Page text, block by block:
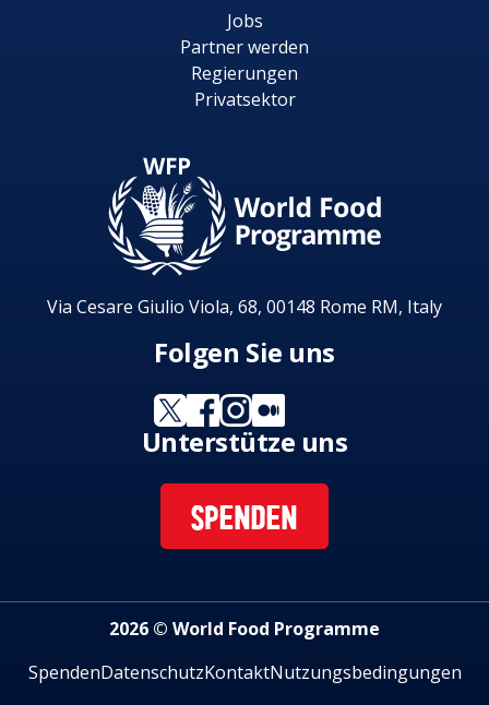
Jobs
Partner werden
Regierungen
Privatsektor
Via Cesare Giulio Viola, 68, 00148 Rome RM, Italy
Folgen Sie uns
Unterstütze uns
SPENDEN
2026 © World Food Programme
SpendenDatenschutzKontaktNutzungsbedingungen